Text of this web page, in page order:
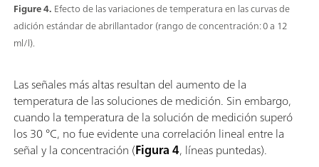
Figure 4. Efecto de las variaciones de temperatura en las curvas de
adición estándar de abrillantador (rango de concentración: 0 a 12
ml/l).
Las señales más altas resultan del aumento de la
temperatura de las soluciones de medición. Sin embargo,
cuando la temperatura de la solución de medición superó
los 30 °C, no fue evidente una correlación lineal entre la
señal y la concentración (Figura 4, líneas puntedas).